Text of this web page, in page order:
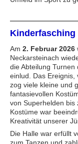
Kinderfasching
Am 2. Februar 2026
Neckarsteinach
die Abteilung
einlud. Das Ereignis,
zog viele kleine und
fantasievollen
von Superhelden bis
Kostüme war
Kreativität unserer
Die Halle war erfüllt